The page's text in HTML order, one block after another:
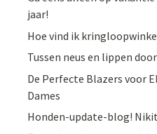
jaar!
Hoe vind ik
Tussen neus en lippen
De Perfecte Blazers voor
Dames
Honden-update-blog!